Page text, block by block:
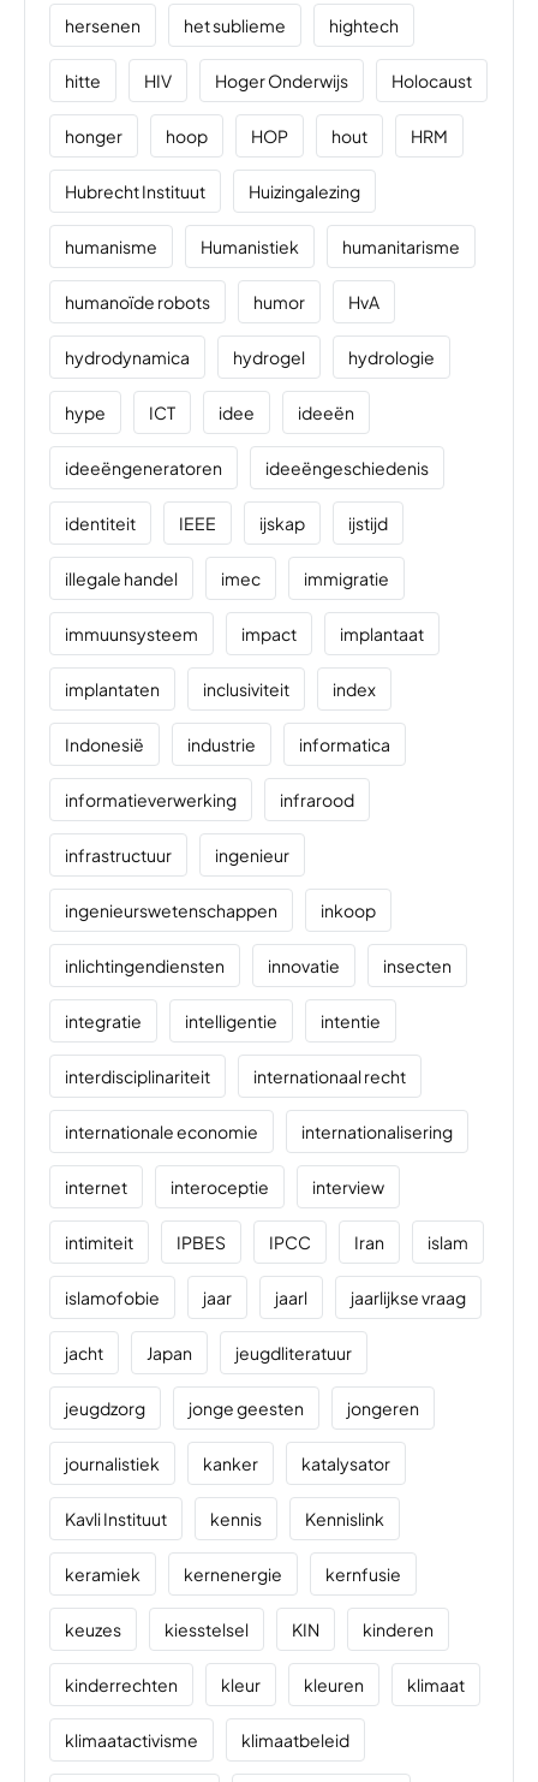
hersenen het sublieme hightech
hitte HIV Hoger Onderwijs Holocaust
honger hoop HOP hout HRM
Hubrecht Instituut Huizingalezing
humanisme Humanistiek humanitarisme
humanoïde robots humor HvA
hydrodynamica hydrogel hydrologie
hype ICT idee ideeën
ideeëngeneratoren ideeëngeschiedenis
identiteit IEEE ijskap ijstijd
illegale handel imec immigratie
immuunsysteem impact implantaat
implantaten inclusiviteit index
Indonesië industrie informatica
informatieverwerking infrarood
infrastructuur ingenieur
ingenieurswetenschappen inkoop
inlichtingendiensten innovatie insecten
integratie intelligentie intentie
interdisciplinariteit internationaal recht
internationale economie internationalisering
internet interoceptie interview
intimiteit IPBES IPCC Iran islam
islamofobie jaar jaarl jaarlijkse vraag
jacht Japan jeugdliteratuur
jeugdzorg jonge geesten jongeren
journalistiek kanker katalysator
Kavli Instituut kennis Kennislink
keramiek kernenergie kernfusie
keuzes kiesstelsel KIN kinderen
kinderrechten kleur kleuren klimaat
klimaatactivisme klimaatbeleid